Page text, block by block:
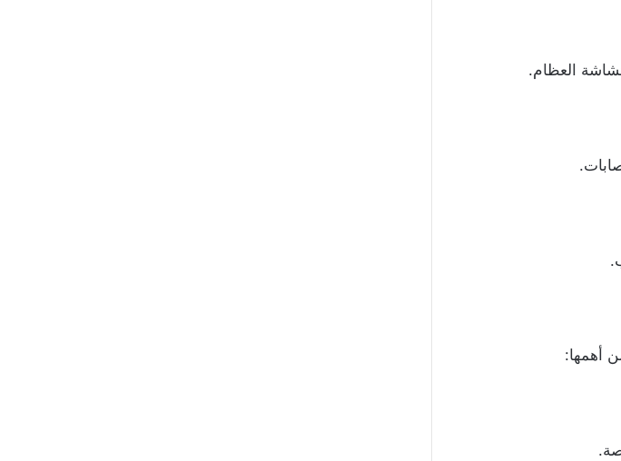
العظام.
أهمها: